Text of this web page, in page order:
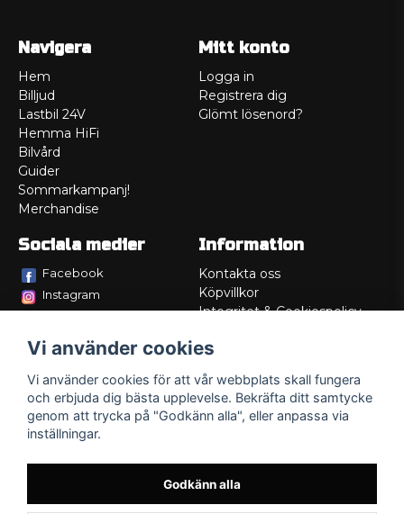
Navigera
Hem
Billjud
Lastbil 24V
Hemma HiFi
Bilvård
Guider
Sommarkampanj!
Merchandise
Mitt konto
Logga in
Registrera dig
Glömt lösenord?
Sociala medier
Facebook
Instagram
Information
Kontakta oss
Köpvillkor
Integritet & Cookiespolicy
Service/Garanti
Lådritning
Om oss
Vi använder cookies
Vi använder cookies för att vår webbplats skall fungera
och erbjuda dig bästa upplevelse. Bekräfta ditt samtycke
genom att trycka på "Godkänn alla", eller anpassa via
inställningar.
Godkänn alla